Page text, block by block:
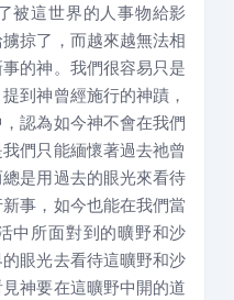
被這世界的人事物給影
掠了，而越來越無法相
的神。我們很容易只是
到神曾經施行的神蹟，
認為如今神不會在我們
們只能緬懷著過去祂曾
是用過去的眼光來看待
事，如今也能在我們當
中所面對到的曠野和沙
眼光去看待這曠野和沙
神要在這曠野中開的道